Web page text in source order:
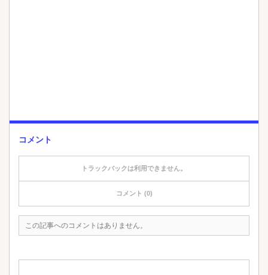
コメント
トラックバックは利用できません。
コメント (0)
この記事へのコメントはありません。